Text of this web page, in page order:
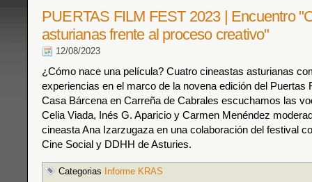
PUERTAS FILM FEST 2023 | Encuentro
asturianas frente al proceso creativo"
12/08/2023
¿Cómo nace una película? Cuatro cineastas asturianas
experiencias en el marco de la novena edición del Puertas
Casa Bárcena en Carreña de Cabrales escuchamos las
Celia Viada, Inés G. Aparicio y Carmen Menéndez
cineasta Ana Izarzugaza en una colaboración del festival
Cine Social y DDHH de Asturies.
Categorias Informe KRAS